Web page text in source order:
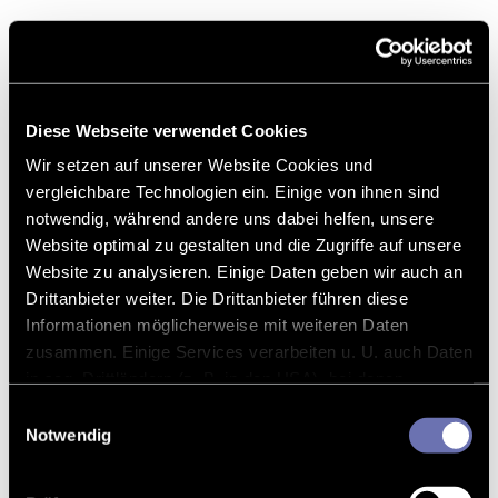
Diese Webseite verwendet Cookies
Wir setzen auf unserer Website Cookies und
vergleichbare Technologien ein. Einige von ihnen sind
notwendig, während andere uns dabei helfen, unsere
Website optimal zu gestalten und die Zugriffe auf unsere
Website zu analysieren. Einige Daten geben wir auch an
Drittanbieter weiter. Die Drittanbieter führen diese
Informationen möglicherweise mit weiteren Daten
zusammen. Einige Services verarbeiten u. U. auch Daten
Datenschutzniveau gewährleistet werden kann.
Bei optionalen Cookies können Sie selbst entscheiden,
welche Cookies gesetzt werden. Die Einstellungen
Notwendig